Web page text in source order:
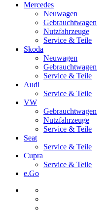
Mercedes
Neuwagen
Gebrauchtwagen
Nutzfahrzeuge
Service & Teile
Skoda
Neuwagen
Gebrauchtwagen
Service & Teile
Audi
Service & Teile
VW
Gebrauchtwagen
Nutzfahrzeuge
Service & Teile
Seat
Service & Teile
Cupra
Service & Teile
e.Go